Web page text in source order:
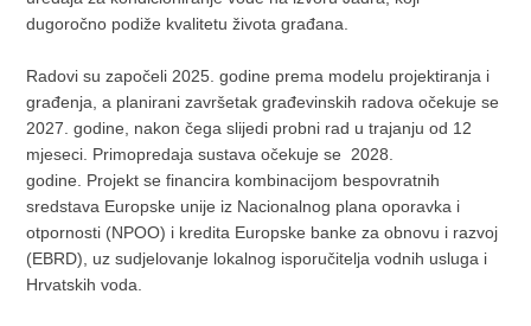
dugoročno podiže kvalitetu života građana.
Radovi su započeli 2025. godine prema modelu projektiranja i
građenja, a planirani završetak građevinskih radova očekuje se
2027. godine, nakon čega slijedi probni rad u trajanju od 12
mjeseci. Primopredaja sustava očekuje se 2028.
godine. Projekt se financira kombinacijom bespovratnih
sredstava Europske unije iz Nacionalnog plana oporavka i
otpornosti (NPOO) i kredita Europske banke za obnovu i razvoj
(EBRD), uz sudjelovanje lokalnog isporučitelja vodnih usluga i
Hrvatskih voda.